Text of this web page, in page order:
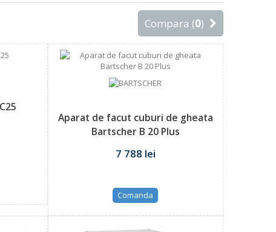
Compara (0)
Aparat de facut cuburi de gheata
Bartscher B 20 Plus
7 788 lei
Comanda